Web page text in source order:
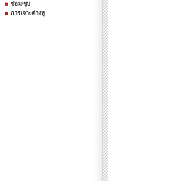
ซ่อม/ชุบ
การเจาะต่างหู